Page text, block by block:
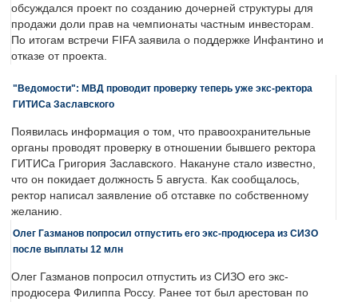
обсуждался проект по созданию дочерней структуры для
продажи доли прав на чемпионаты частным инвесторам.
По итогам встречи FIFA заявила о поддержке Инфантино и
отказе от проекта.
"Ведомости": МВД проводит проверку теперь уже экс-ректора
ГИТИСа Заславского
Появилась информация о том, что правоохранительные
органы проводят проверку в отношении бывшего ректора
ГИТИСа Григория Заславского. Накануне стало известно,
что он покидает должность 5 августа. Как сообщалось,
ректор написал заявление об отставке по собственному
желанию.
Олег Газманов попросил отпустить его экс-продюсера из СИЗО
после выплаты 12 млн
Олег Газманов попросил отпустить из СИЗО его экс-
продюсера Филиппа Россу. Ранее тот был арестован по